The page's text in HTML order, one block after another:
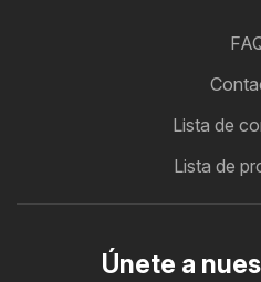
Lista de
Lista de
Únete a